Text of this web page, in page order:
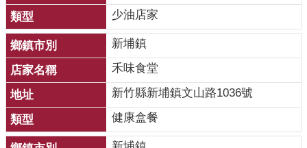
回
首
頁
網
站
導
覽
少油店家
新埔鎮
禾味食堂
新竹縣新埔鎮文山路1036號
健康盒餐